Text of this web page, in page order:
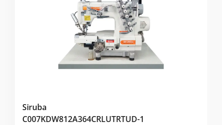
Siruba
C007KDW812A364CRLUTRTUD-1